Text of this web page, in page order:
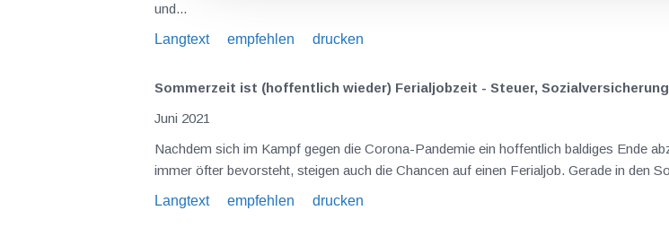
und...
Langtext
empfehlen drucken
Sommerzeit ist (hoffentlich wieder) Ferialjobzeit - Steuer,
Juni 2021
Nachdem sich im Kampf gegen die Corona-Pandemie ein hoffentlich baldiges Ende
immer öfter bevorsteht, steigen auch die Chancen auf einen Ferialjob. Gerade in den
Langtext
empfehlen drucken